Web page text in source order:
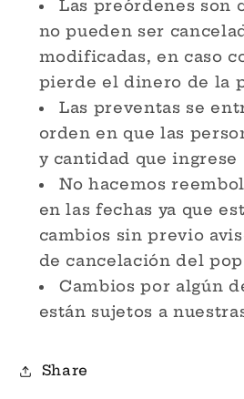
Las preórdenes son
no pueden ser
modificadas, en caso
pierde el dinero de la
Las preventas se
orden en que las
y cantidad que ingrese
No hacemos
en las fechas ya que
cambios sin previo
de cancelación del
Cambios por algún
están sujetos a
Share